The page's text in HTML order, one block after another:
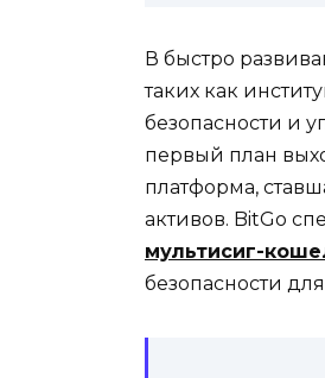
В быстро
таких как
безопасности и
первый план
платформа,
активов. BitGo
мультисиг-
безопасности